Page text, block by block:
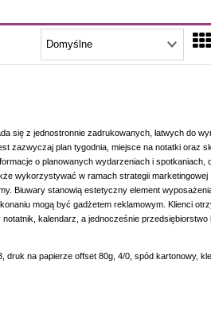
się z jednostronnie zadrukowanych, łatwych do
zazwyczaj plan tygodnia, miejsce na notatki oraz
o planowanych wydarzeniach i spotkaniach,
wykorzystywać w ramach strategii marketingowej
Biuwary stanowią estetyczny element
mogą być gadżetem reklamowym. Klienci
kalendarz, a jednocześnie przedsiębiorstwo
druk na papierze offset 80g, 4/0, spód kartonowy,